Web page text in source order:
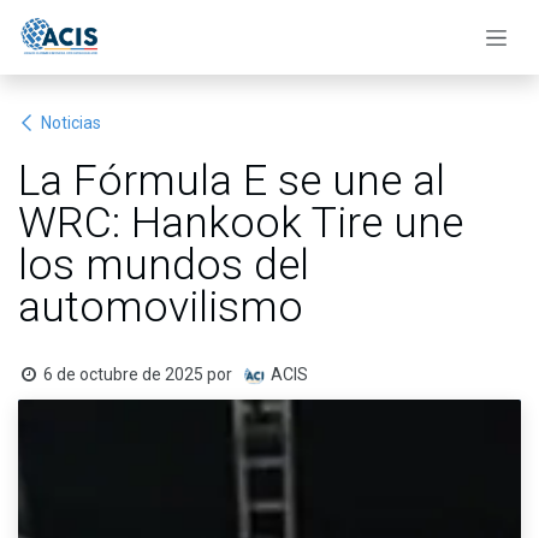
Noticias
La Fórmula E se une al
WRC: Hankook Tire une
los mundos del
automovilismo
6 de octubre de 2025 por ACIS